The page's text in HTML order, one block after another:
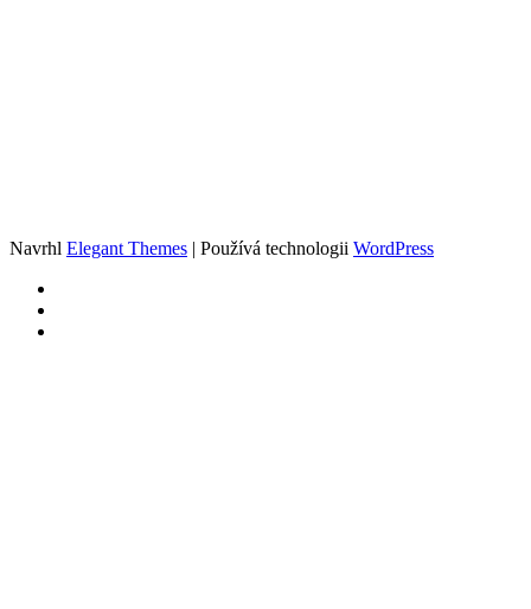
Navrhl Elegant Themes | Používá technologii WordPress